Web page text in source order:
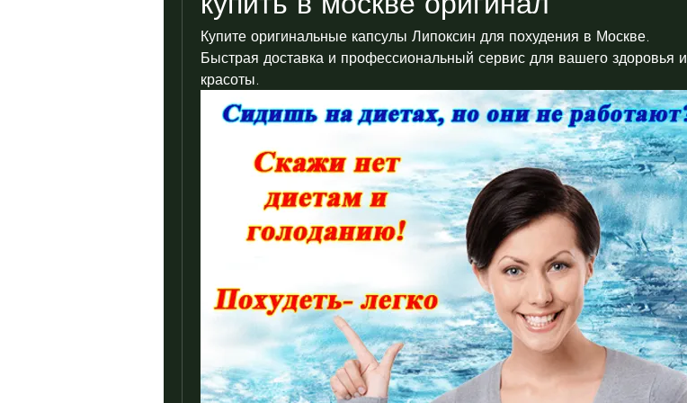
Купите оригинальные капсулы Липоксин для похудения в Москве.
Быстрая доставка и профессиональный сервис для вашего здоровья и
красоты.